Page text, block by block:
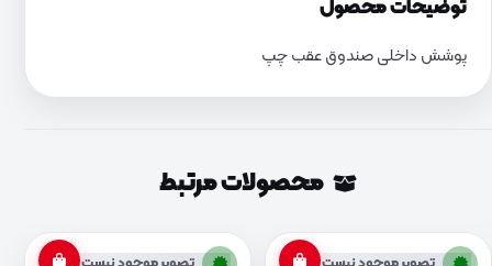
توضیحات محصول
پوشش داخلی صندوق عقب چپ
محصولات مرتبط